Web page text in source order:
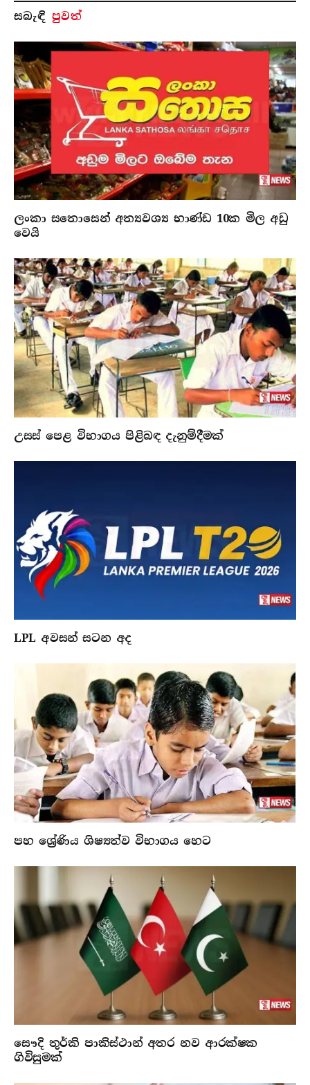
සබැ​ඳි පුවත්
ලංකා සතොසෙන් අත්‍යවශ්‍ය භාණ්ඩ 10ක මිල අඩු
වෙයි
උසස් පෙළ විභාගය පිළිබඳ දැනුම්දීමක්
LPL අවසන් සටන අද
පහ ශ්‍රේණිය ශිෂ්‍යත්ව විභාගය හෙට
සෞදි තුර්කි පාකිස්ථාන් අතර නව ආරක්ෂක
ගිවිසුමක්